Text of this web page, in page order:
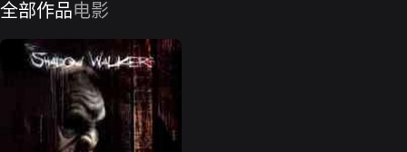
全部作品电影